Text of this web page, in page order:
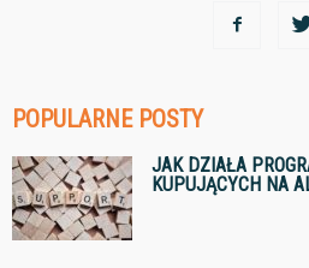
POPULARNE POSTY
JAK DZIAŁA
KUPUJĄCYCH NA